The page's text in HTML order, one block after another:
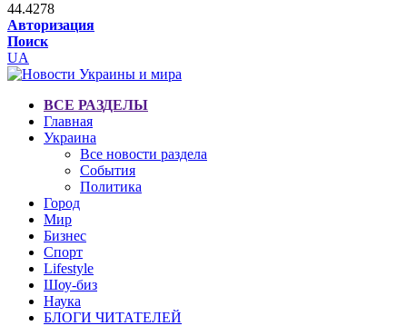
44.4278
Авторизация
Поиск
UA
ВСЕ РАЗДЕЛЫ
Главная
Украина
Все новости раздела
События
Политика
Город
Мир
Бизнес
Спорт
Lifestyle
Шоу-биз
Наука
БЛОГИ ЧИТАТЕЛЕЙ